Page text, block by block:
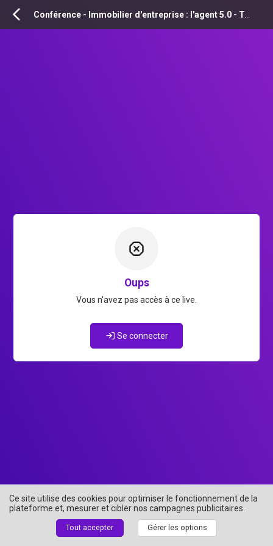
INSCRIPTION
Oups
Vous n'avez pas accès à ce live.
Se connecter
Ce site utilise des cookies pour optimiser le fonctionnement de la
plateforme et, mesurer et cibler nos campagnes publicitaires.
Tout accepter Gérer les options